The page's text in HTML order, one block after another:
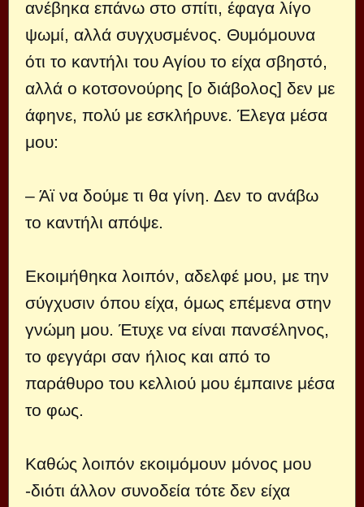
ανέβηκα επάνω στο σπίτι, έφαγα λίγο
ψωμί, αλλά συγχυσμένος. Θυμόμουνα
ότι το καντήλι του Αγίου το είχα σβηστό,
αλλά ο κοτσονούρης [ο διάβολος] δεν με
άφηνε, πολύ με εσκλήρυνε. Έλεγα μέσα
μου:
– Άϊ να δούμε τι θα γίνη. Δεν το ανάβω
το καντήλι απόψε.
Εκοιμήθηκα λοιπόν, αδελφέ μου, με την
σύγχυσιν όπου είχα, όμως επέμενα στην
γνώμη μου. Έτυχε να είναι πανσέληνος,
το φεγγάρι σαν ήλιος και από το
παράθυρο του κελλιού μου έμπαινε μέσα
το φως.
Καθώς λοιπόν εκοιμόμουν μόνος μου
-διότι άλλον συνοδεία τότε δεν είχα